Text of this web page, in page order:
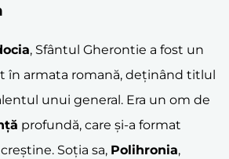
, Sfântul Gherontie a fost un
în armata romană, deținând titlul
unui general. Era un om de
profundă, care și-a format
Soția sa, Polihronia,